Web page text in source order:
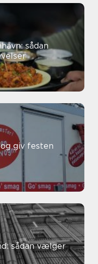
sådan
giv festen
sådan vælger